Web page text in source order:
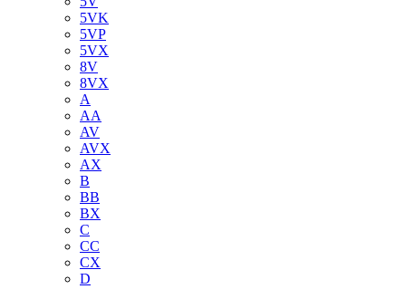
5VK
5VP
5VX
8V
8VX
A
AA
AV
AVX
AX
B
BB
BX
C
CC
CX
D